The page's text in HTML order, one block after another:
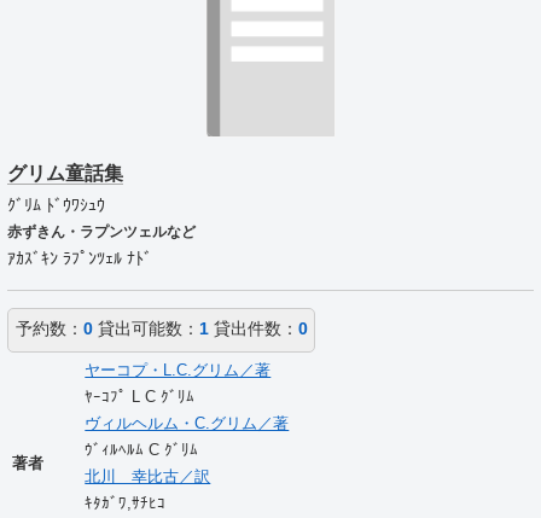
グリム童話集
ｸﾞﾘﾑ ﾄﾞｳﾜｼｭｳ
赤ずきん・ラプンツェルなど
ｱｶｽﾞｷﾝ ﾗﾌﾟﾝﾂｪﾙ ﾅﾄﾞ
予約数： 0貸出可能数： 1貸出件数： 0
著者
ヤーコプ・L.C.グリム／著
ﾔｰｺﾌﾟ L C ｸﾞﾘﾑ
ヴィルヘルム・C.グリム／著
ｳﾞｨﾙﾍﾙﾑ C ｸﾞﾘﾑ
北川 幸比古／訳
ｷﾀｶﾞﾜ,ｻﾁﾋｺ